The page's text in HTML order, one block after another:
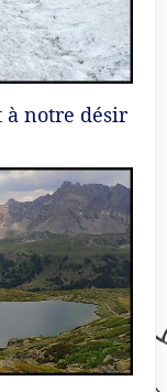
à notre désir